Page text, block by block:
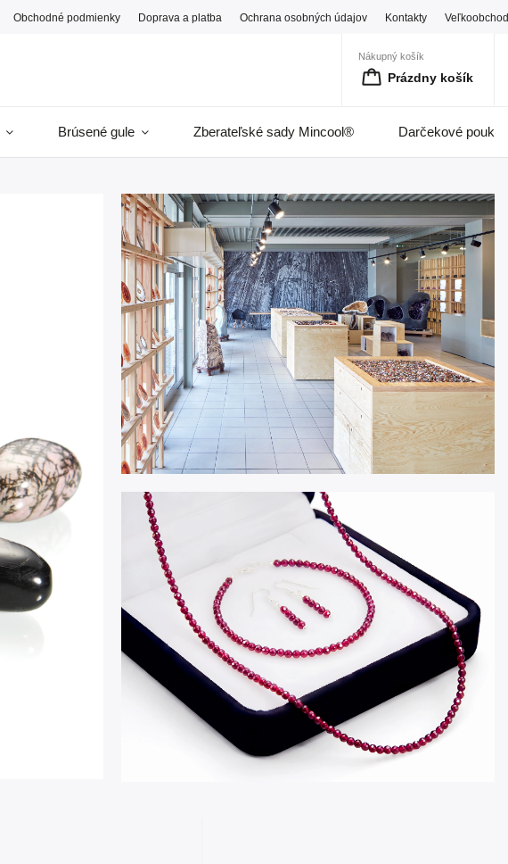
Obchodné podmienky Doprava a platba Ochrana osobných údajov Kontakty
Nákupný košík
Prázdny košík
Brúsené gule Zberateľské sady Mincool® Darčekové